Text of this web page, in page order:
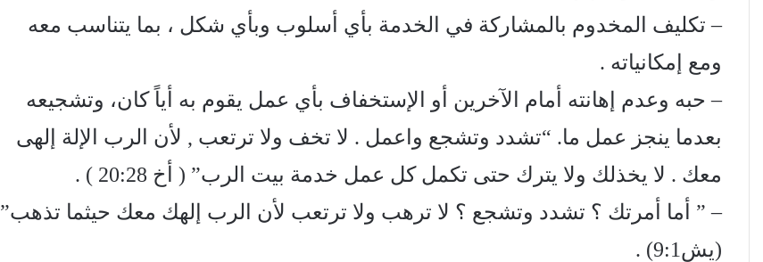
– تكليف المخدوم بالمشاركة في الخدمة بأي أسلوب وبأي شكل ، بما يتناسب معه
ومع إمكانياته .
– حبه وعدم إهانته أمام الآخرين أو الإستخفاف بأي عمل يقوم به أياً كان، وتشجيعه
بعدما ينجز عمل ما. “تشدد وتشجع واعمل . لا تخف ولا ترتعب , لأن الرب الإلة إلهی
معك . لا يخذلك ولا يترك حتى تكمل كل عمل خدمة بيت الرب” ( أخ 20:28 ) .
– ” أما أمرتك ؟ تشدد وتشجع ؟ لا ترهب ولا ترتعب لأن الرب إلهك معك حيثما تذهب”
(یش9:1) .